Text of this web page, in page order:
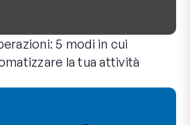
5 modi in cui
la tua attività